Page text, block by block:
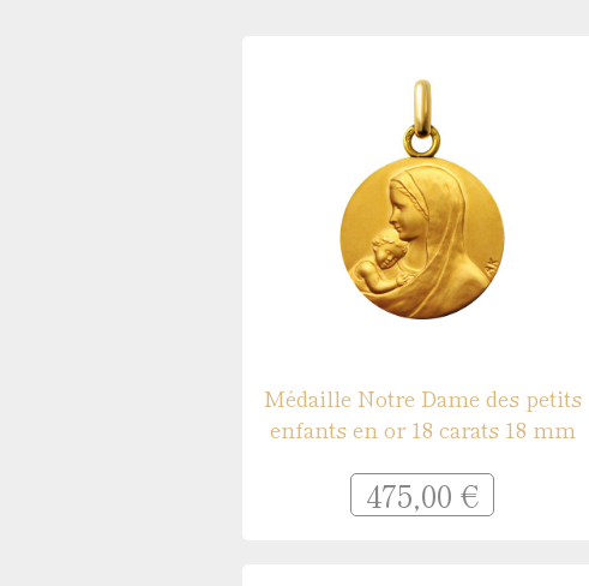
Médaille Notre Dame des petits
enfants en or 18 carats 18 mm
475,00 €